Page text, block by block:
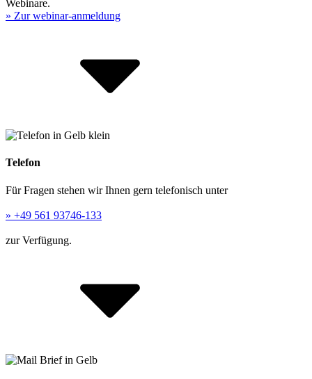
Webinare.
» Zur webinar-anmeldung
Telefon
Für Fragen stehen wir Ihnen gern telefonisch unter
» +49 561 93746-133
zur Verfügung.